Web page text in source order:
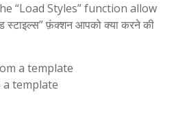
“Load Styles” function allow
स्टाइल्स” फ़ंक्शन आपको क्या करने की
a template
a template